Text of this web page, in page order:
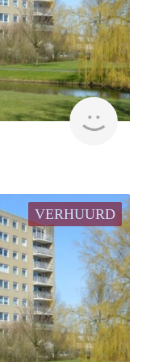
VERHUURD